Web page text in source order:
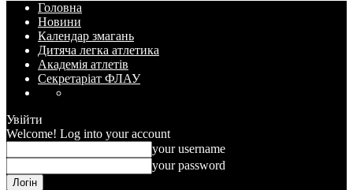
Головна
Новини
Календар змагань
Дитяча легка атлетика
Академія атлетів
Секретаріат ФЛАУ
Увійти
Welcome! Log into your account
your username
your password